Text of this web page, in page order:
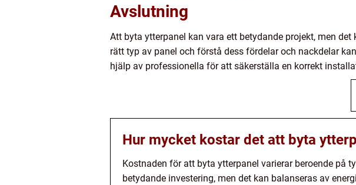
Avslutning
Att byta ytterpanel kan vara ett betydande projekt, men
rätt typ av panel och förstå dess fördelar och nackdelar
hjälp av professionella för att säkerställa en korrekt
Hur mycket kostar det att byta
Kostnaden för att byta ytterpanel varierar beroende på
betydande investering, men det kan balanseras av